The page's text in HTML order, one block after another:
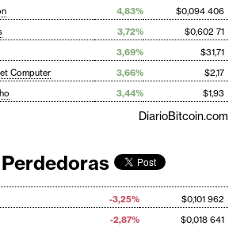
4,83%
$0,094 406
3,72%
$0,602 71
3,69%
$31,71
Computer 3,66%
$2,17
3,44% $1,93
DiarioBitcoin.com
-3,25%
$0,101 962
-2,87%
$0,018 641